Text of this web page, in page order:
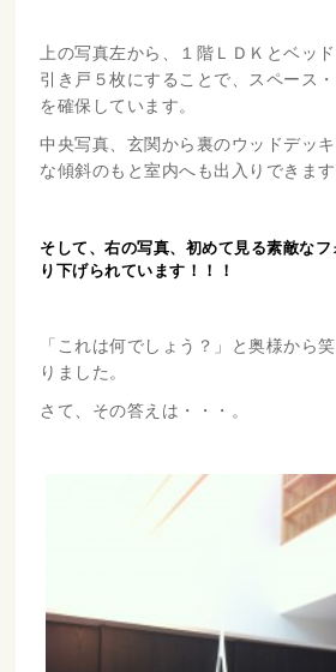
上の写真左から、１階ＬＤＫとベッ
引き戸５枚にすることで、スペース
を確保しています。
中央写真、玄関から裏のウッドデッ
な傾斜のもと室内へも出入りできます
そして、右の写真、初めて見る素敵な
り下げられています！！！
「これは何でしょう？」と奥様から
りました。
さて、その答えは・・・。